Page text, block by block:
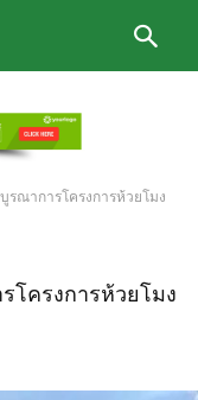
รณาการโครงการห้วยโมง
โครงการห้วยโมง